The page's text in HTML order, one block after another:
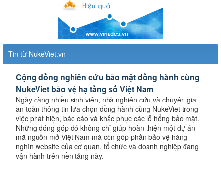
Tin từ NukeViet.vn
Cộng đồng nghiên cứu bảo mật đồng hành cùng
NukeViet bảo vệ hạ tầng số Việt Nam
Ngày càng nhiều sinh viên, nhà nghiên cứu và chuyên gia
an toàn thông tin lựa chọn đồng hành cùng NukeViet trong
việc phát hiện, báo cáo và khắc phục các lỗ hổng bảo mật.
Những đóng góp đó không chỉ giúp hoàn thiện một dự án
mã nguồn mở Việt Nam mà còn góp phần bảo vệ hàng
nghìn website của cơ quan, tổ chức và doanh nghiệp đang
vận hành trên nền tảng này.